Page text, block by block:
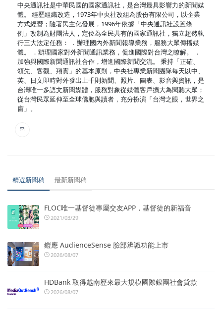
中央通訊社是中華民國的國家通訊社，是台灣最具影響力的新聞媒
體。 經歷組織改造，1973年中央社改組為股份有限公司，以企業
方式經營；隨著民主化發展，1996年依據「中央通訊社設置條
例」改制為財團法人，定位為全民共有的國家通訊社，獨立超然執
行三大法定任務： ．辦理國內外新聞報導業務，服務大眾傳播媒
體。 ．辦理國家對外新聞通訊業務，促進國際對台灣之瞭解。 ．
加強與國際新聞通訊社合作，增進國際新聞交流。 秉持「正確、
領先、客觀、翔實」的基本原則，中央社專業新聞團隊每天以中、
英、日文即時對外發出上千則新聞、照片、圖表、影音與資訊，是
台灣唯一多語文新聞媒體，服務對象從媒體客戶擴大為閱聽大眾；
從台灣民眾延伸至全球僑胞與讀者，充分扮演「台灣之眼，世界之
窗」。
精選新聞稿 最新新聞稿
FLOC唯一基督徒專屬交友APP，基督徒的新福音
2021/03/29
鎧應 AudienceSense 臉部辨識功能上市
2026/08/07
HDBank 取得越南歷來最大規模國際銀團社會貸款
2026/08/07